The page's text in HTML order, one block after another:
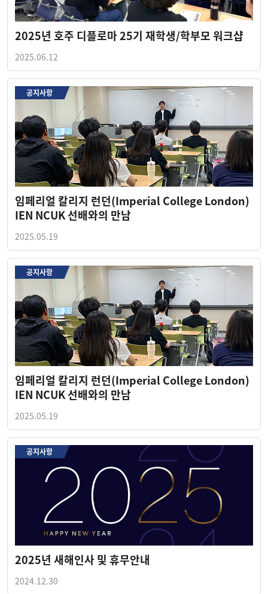
2025년 호주 디플로마 25기 재학생/학부모 워크샵
2025.06.12
공지사항
임페리얼 칼리지 런던(Imperial College London)
IEN NCUK 선배와의 만남
2025.05.19
공지사항
임페리얼 칼리지 런던(Imperial College London)
IEN NCUK 선배와의 만남
2025.05.19
공지사항
2025년 새해인사 및 휴무안내
2024.12.30